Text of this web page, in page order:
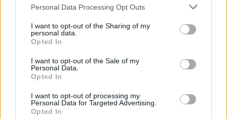
Please note that this website/app uses one or more Google
not limited to your visit or usage behaviour. You may click to
grant or deny consent to Google and its third-party tags to
use your data for below specified purposes in below Google
consent section.
Personal Data Processing Opt Outs
I want to opt-out of the Sharing of my
personal data.
Opted In
I want to opt-out of the Sale of my
Personal Data.
Opted In
I want to opt-out of processing my
Personal Data for Targeted Advertising.
Opted In